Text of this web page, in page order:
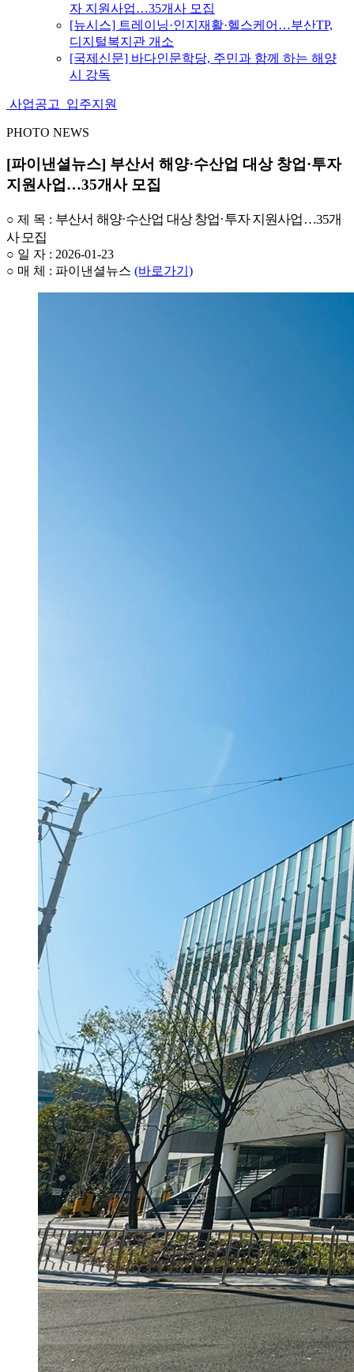
자 지원사업…35개사 모집
[뉴시스] 트레이닝·인지재활·헬스케어…부산TP,
디지털복지관 개소
[국제신문] 바다인문학당, 주민과 함께 하는 해양
시 강독
사업공고 입주지원
PHOTO NEWS
[파이낸셜뉴스] 부산서 해양·수산업 대상 창업·투자
지원사업…35개사 모집
○ 제 목 : 부산서 해양·수산업 대상 창업·투자 지원사업…35개
사 모집
○ 일 자 : 2026-01-23
○ 매 체 : 파이낸셜뉴스 (바로가기)